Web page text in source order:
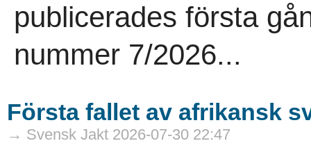
publicerades första
nummer 7/2026...
Första fallet av afrikansk
→ Svensk Jakt 2026-07-30 22:47